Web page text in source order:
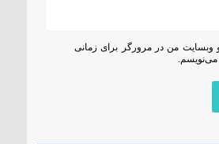
و وبسایت من در مرورگر برای زمانی
می‌نویسم.